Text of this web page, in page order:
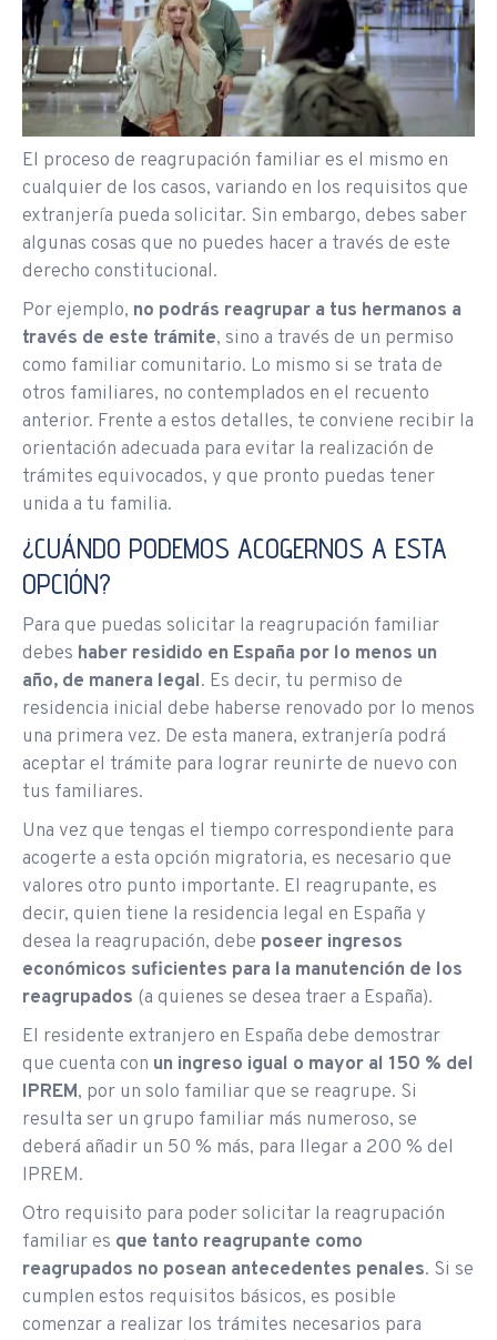
El proceso de reagrupación familiar es el mismo en
cualquier de los casos, variando en los requisitos que
extranjería pueda solicitar. Sin embargo, debes saber
algunas cosas que no puedes hacer a través de este
derecho constitucional.
Por ejemplo, no podrás reagrupar a tus hermanos a
través de este trámite, sino a través de un permiso
como familiar comunitario. Lo mismo si se trata de
otros familiares, no contemplados en el recuento
anterior. Frente a estos detalles, te conviene recibir la
orientación adecuada para evitar la realización de
trámites equivocados, y que pronto puedas tener
unida a tu familia.
¿CUÁNDO PODEMOS ACOGERNOS A ESTA
OPCIÓN?
Para que puedas solicitar la reagrupación familiar
debes haber residido en España por lo menos un
año, de manera legal. Es decir, tu permiso de
residencia inicial debe haberse renovado por lo menos
una primera vez. De esta manera, extranjería podrá
aceptar el trámite para lograr reunirte de nuevo con
tus familiares.
Una vez que tengas el tiempo correspondiente para
acogerte a esta opción migratoria, es necesario que
valores otro punto importante. El reagrupante, es
decir, quien tiene la residencia legal en España y
desea la reagrupación, debe poseer ingresos
económicos suficientes para la manutención de los
reagrupados (a quienes se desea traer a España).
El residente extranjero en España debe demostrar
que cuenta con un ingreso igual o mayor al 150 % del
IPREM, por un solo familiar que se reagrupe. Si
resulta ser un grupo familiar más numeroso, se
deberá añadir un 50 % más, para llegar a 200 % del
IPREM.
Otro requisito para poder solicitar la reagrupación
familiar es que tanto reagrupante como
reagrupados no posean antecedentes penales. Si se
cumplen estos requisitos básicos, es posible
comenzar a realizar los trámites necesarios para